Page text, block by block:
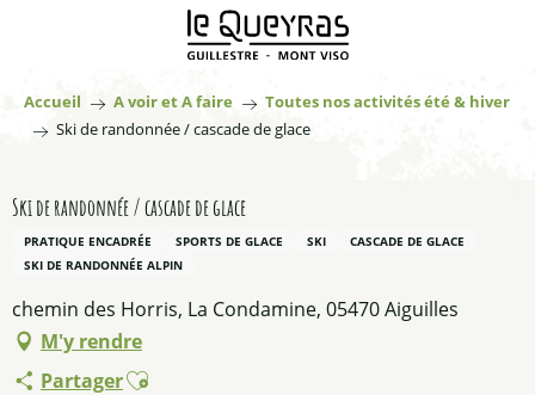
principal
Accueil A voir et A faire
Toutes nos activités été & hiver
Ski de randonnée / cascade de glace
Ski de randonnée / cascade de glace
PRATIQUE ENCADRÉE SPORTS DE GLACE SKI
CASCADE DE GLACE
SKI DE RANDONNÉE ALPIN
chemin des Horris, La Condamine, 05470 Aiguilles
M'y rendre
PartagerAjouter aux favoris